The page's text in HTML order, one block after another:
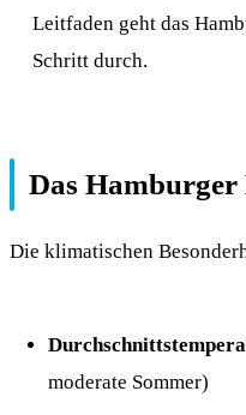
Leitfaden geht das
Schritt durch.
Das
Die klimatischen
moderate Sommer)